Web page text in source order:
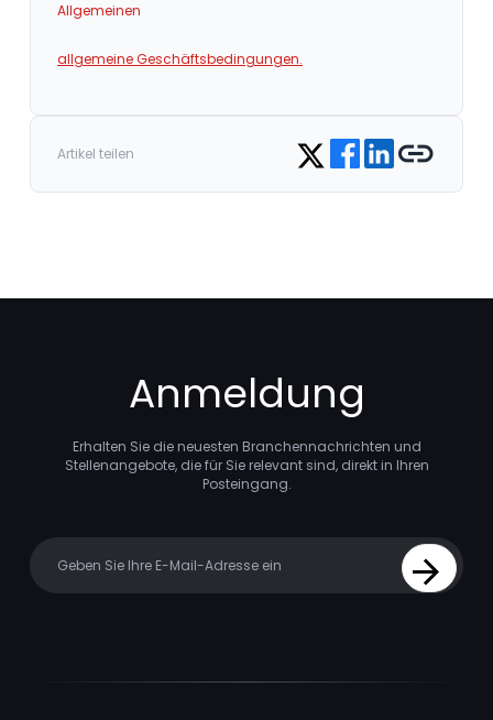
Allgemeinen
allgemeine Geschäftsbedingungen.
Artikel teilen Share on Twitter
Share on Facebook
Share on LinkedIn
Copy link
Anmeldung
Erhalten Sie die neuesten Branchennachrichten und
Stellenangebote, die für Sie relevant sind, direkt in Ihren
Posteingang.
Sign Up